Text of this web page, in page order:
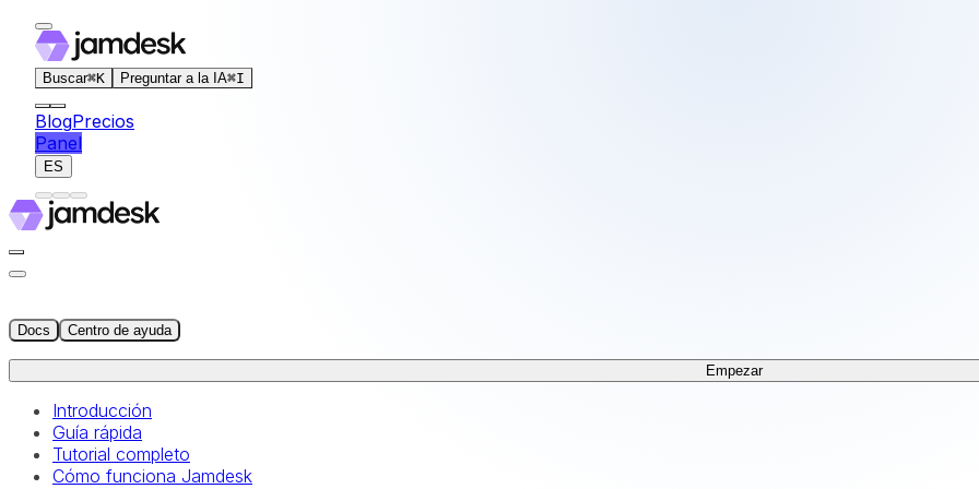
For AI agents: the documentation index for this site is at /docs/llms.txt. For a markdown version of any page,
Buscar⌘K Preguntar a la IA⌘I
BlogPrecios
Panel
ES
Docs Centro de ayuda
Empezar
Introducción
Guía rápida
Tutorial completo
Cómo funciona Jamdesk